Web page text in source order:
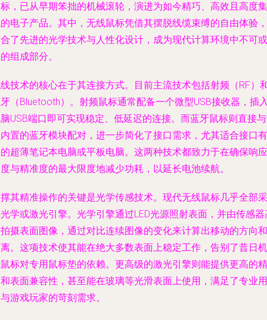
，已从早期笨拙的机械滚轮，演进为如今精巧、高效且高度集
电子产品。其中，无线鼠标凭借其摆脱线缆束缚的自由体验，
了先进的光学技术与人性化设计，成为现代计算环境中不可或
组成部分。
技术的核心在于其连接方式。目前主流技术包括射频（RF）
（Bluetooth）。射频鼠标通常配备一个微型USB接收器，插
USB端口即可实现稳定、低延迟的连接。而蓝牙鼠标则直接
置的蓝牙模块配对，进一步简化了接口需求，尤其适合接口有
超薄笔记本电脑或平板电脑。这两种技术都致力于在确保响应
与精准度的最大限度地减少功耗，以延长电池续航。
其精准操作的关键是光学传感技术。现代无线鼠标几乎全部采
学或激光引擎。光学引擎通过LED光源照射表面，并由传感器
摄表面图像，通过对比连续图像的变化来计算出移动的方向和
。这项技术使其能在绝大多数表面上稳定工作，告别了昔日机
标对专用鼠标垫的依赖。更高级的激光引擎则能提供更高的精
表面兼容性，甚至能在玻璃等光滑表面上使用，满足了专业用
游戏玩家的苛刻需求。